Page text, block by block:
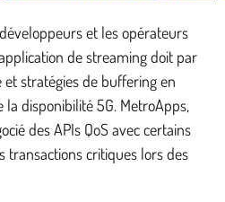
et les opérateurs
de streaming doit par
stratégies de buffering en
disponibilité 5G. MetroApps,
des APIs QoS avec certains
transactions critiques lors des